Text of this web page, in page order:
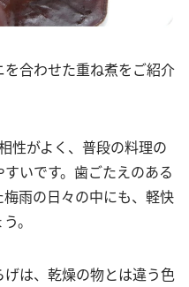
合わせた重ね煮をご紹介
性がよく、普段の料理の
いです。歯ごたえのある
雨の日々の中にも、軽快
。
は、乾燥の物とは違う色